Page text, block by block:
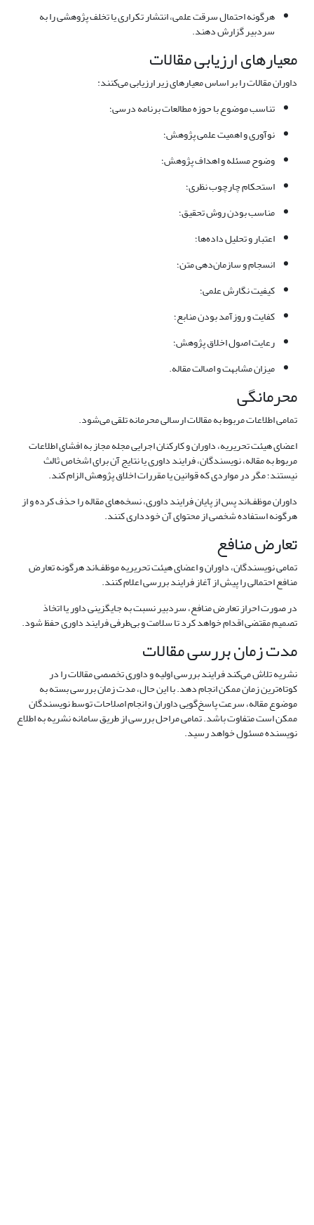
هرگونه احتمال سرقت علمی، انتشار تکراری یا تخلف پژوهشی را به
سردبیر گزارش دهند.
معیارهای ارزیابی مقالات
داوران مقالات را بر اساس معیارهای زیر ارزیابی می‌کنند:
تناسب موضوع با حوزه مطالعات برنامه درسی؛
نوآوری و اهمیت علمی پژوهش؛
وضوح مسئله و اهداف پژوهش؛
استحکام چارچوب نظری؛
مناسب بودن روش تحقیق؛
اعتبار و تحلیل داده‌ها؛
انسجام و سازمان‌دهی متن؛
کیفیت نگارش علمی؛
کفایت و روزآمد بودن منابع؛
رعایت اصول اخلاق پژوهش؛
میزان مشابهت و اصالت مقاله.
محرمانگی
تمامی اطلاعات مربوط به مقالات ارسالی محرمانه تلقی می‌شود.
اعضای هیئت تحریریه، داوران و کارکنان اجرایی مجله مجاز به افشای اطلاعات
مربوط به مقاله، نویسندگان، فرایند داوری یا نتایج آن برای اشخاص ثالث
نیستند؛ مگر در مواردی که قوانین یا مقررات اخلاق پژوهش الزام کند.
داوران موظف‌اند پس از پایان فرایند داوری، نسخه‌های مقاله را حذف کرده و از
هرگونه استفاده شخصی از محتوای آن خودداری کنند.
تعارض منافع
تمامی نویسندگان، داوران و اعضای هیئت تحریریه موظف‌اند هرگونه تعارض
منافع احتمالی را پیش از آغاز فرایند بررسی اعلام کنند.
در صورت احراز تعارض منافع، سردبیر نسبت به جایگزینی داور یا اتخاذ
تصمیم مقتضی اقدام خواهد کرد تا سلامت و بی‌طرفی فرایند داوری حفظ شود.
مدت زمان بررسی مقالات
نشریه تلاش می‌کند فرایند بررسی اولیه و داوری تخصصی مقالات را در
کوتاه‌ترین زمان ممکن انجام دهد. با این حال، مدت زمان بررسی بسته به
موضوع مقاله، سرعت پاسخ‌گویی داوران و انجام اصلاحات توسط نویسندگان
ممکن است متفاوت باشد. تمامی مراحل بررسی از طریق سامانه نشریه به اطلاع
نویسنده مسئول خواهد رسید.